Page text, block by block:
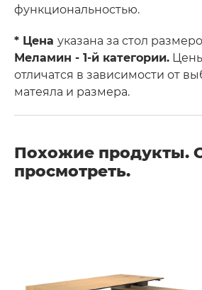
функциональностью.
* Цена указана за стол
Меламин - 1-й категории.
отличатся в зависимости от
матеяла и размера.
Похожие продукты.
просмотреть.